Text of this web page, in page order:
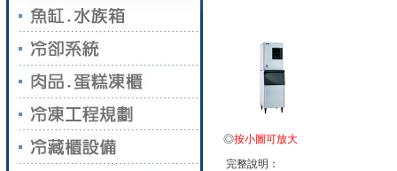
◎按小圖可放大
完整說明：